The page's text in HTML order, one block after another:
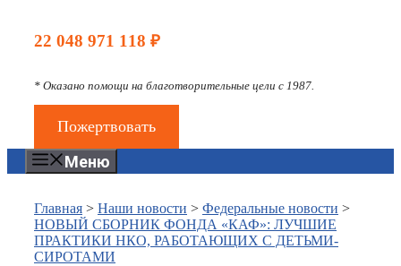
22 048 971 118 ₽
* Оказано помощи на благотворительные цели с 1987.
Пожертвовать
Меню
Главная > Наши новости > Федеральные новости >
НОВЫЙ СБОРНИК ФОНДА «КАФ»: ЛУЧШИЕ
ПРАКТИКИ НКО, РАБОТАЮЩИХ С ДЕТЬМИ-
СИРОТАМИ